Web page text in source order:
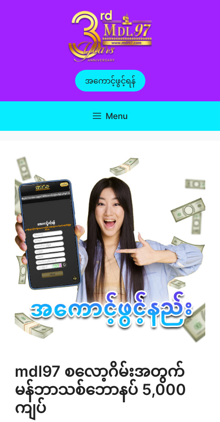
အကောင့်ဖွင့်ရန်
Menu
mdl97 စလော့ဂိမ်းအတွက်
မန်ဘာသစ်ဘောနပ် 5,000
ကျပ်